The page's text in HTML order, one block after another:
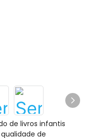
de livros infantis
de